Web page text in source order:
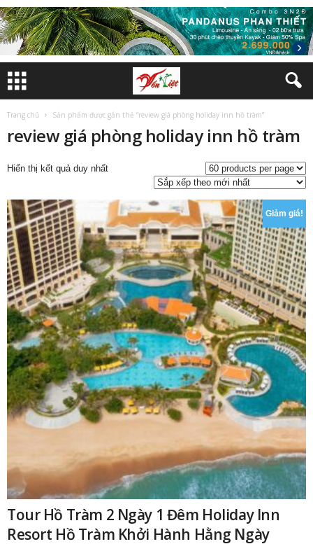
Trang chủ Sản phẩm được gắn thẻ “review giá phòng holiday inn hồ tràm”
review giá phòng holiday inn hồ tràm
Hiển thị kết quả duy nhất
Giảm giá!
Tour Hồ Tràm 2 Ngày 1 Đêm Holiday Inn
Resort Hồ Tràm Khởi Hành Hằng Ngày